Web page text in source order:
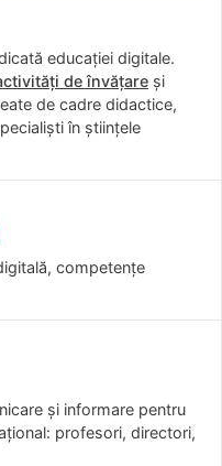
educației digitale.
de învățare și
de cadre didactice,
în științele
competențe
și informare pentru
profesori, directori,